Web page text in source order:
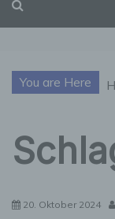
You are Here
20. Oktober 2024